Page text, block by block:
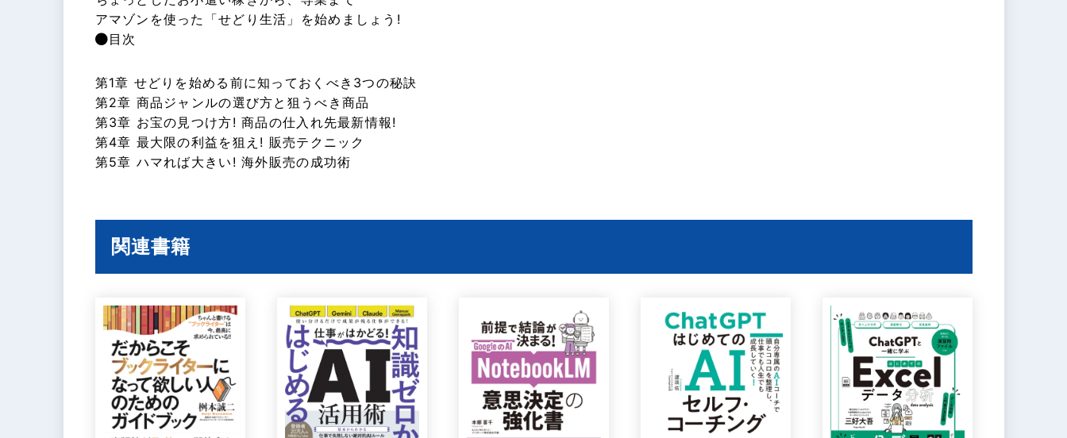
アマゾンを使った「せどり生活」を始めましょう!
目次
第1章 せどりを始める前に知っておくべき3つの秘訣
第2章 商品ジャンルの選び方と狙うべき商品
第3章 お宝の見つけ方! 商品の仕入れ先最新情報!
第4章 最大限の利益を狙え! 販売テクニック
第5章 ハマれば大きい! 海外販売の成功術
関連書籍